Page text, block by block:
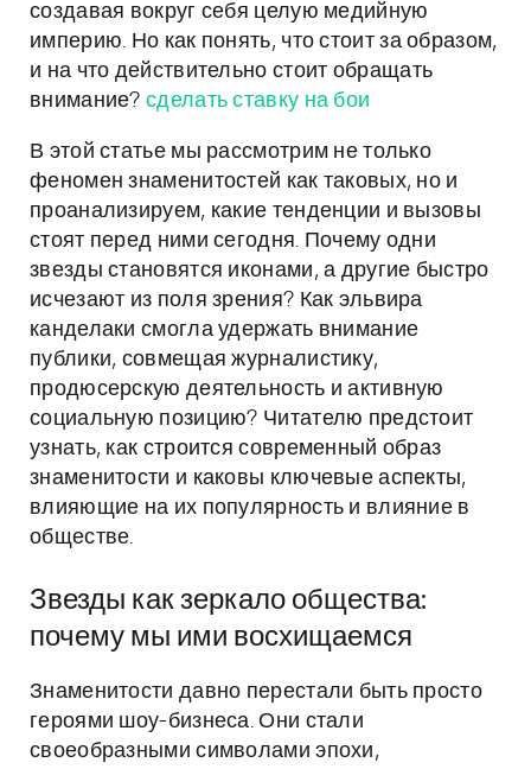
создавая вокруг себя целую медийную
империю. Но как понять, что стоит за образом,
и на что действительно стоит обращать
внимание? сделать ставку на бои
В этой статье мы рассмотрим не только
феномен знаменитостей как таковых, но и
проанализируем, какие тенденции и вызовы
стоят перед ними сегодня. Почему одни
звезды становятся иконами, а другие быстро
исчезают из поля зрения? Как эльвира
канделаки смогла удержать внимание
публики, совмещая журналистику,
продюсерскую деятельность и активную
социальную позицию? Читателю предстоит
узнать, как строится современный образ
знаменитости и каковы ключевые аспекты,
влияющие на их популярность и влияние в
обществе.
Звезды как зеркало общества:
почему мы ими восхищаемся
Знаменитости давно перестали быть просто
героями шоу-бизнеса. Они стали
своеобразными символами эпохи,